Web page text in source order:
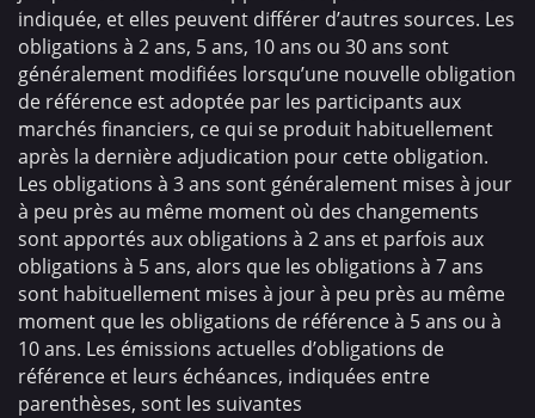
indiquée, et elles peuvent différer d’autres sources. Les
obligations à 2 ans, 5 ans, 10 ans ou 30 ans sont
généralement modifiées lorsqu’une nouvelle obligation
de référence est adoptée par les participants aux
marchés financiers, ce qui se produit habituellement
après la dernière adjudication pour cette obligation.
Les obligations à 3 ans sont généralement mises à jour
à peu près au même moment où des changements
sont apportés aux obligations à 2 ans et parfois aux
obligations à 5 ans, alors que les obligations à 7 ans
sont habituellement mises à jour à peu près au même
moment que les obligations de référence à 5 ans ou à
10 ans. Les émissions actuelles d’obligations de
référence et leurs échéances, indiquées entre
parenthèses, sont les suivantes